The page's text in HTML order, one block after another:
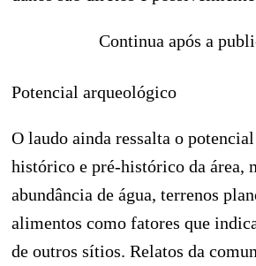
Continua após a
Potencial arqueológico
O laudo ainda ressalta o
histórico e pré-histórico da área,
abundância de água, terrenos
alimentos como fatores que
de outros sítios. Relatos da